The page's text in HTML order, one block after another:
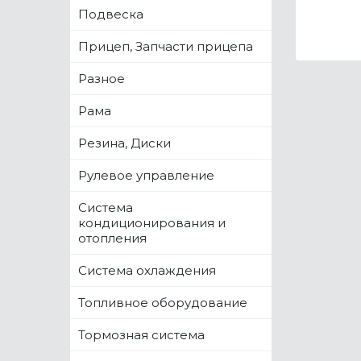
Подвеска
Прицеп, Запчасти прицепа
Разное
Рама
Резина, Диски
Рулевое управление
Система
кондиционирования и
отопления
Система охлаждения
Топливное оборудование
Тормозная система